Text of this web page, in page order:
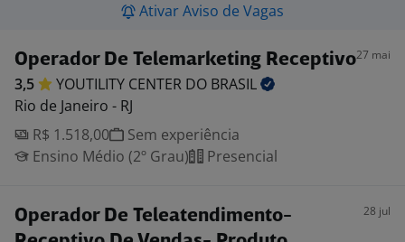
Ativar Aviso de Vagas
Operador De Telemarketing Receptivo27 mai
3,5 YOUTILITY CENTER DO BRASIL
Rio de Janeiro - RJ
R$ 1.518,00
Sem experiência
Ensino Médio (2º Grau)
Presencial
Operador De Teleatendimento-
28 jul